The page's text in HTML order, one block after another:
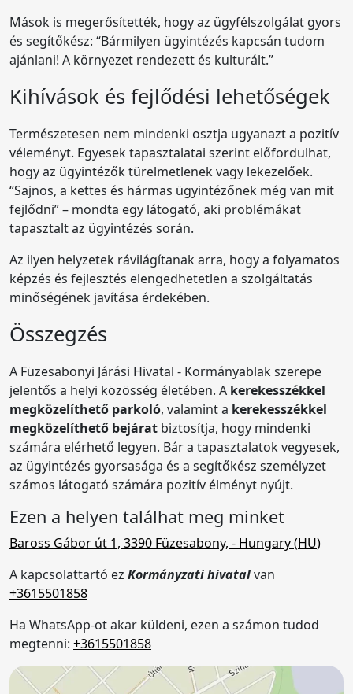
Mások is megerősítették, hogy az ügyfélszolgálat gyors
és segítőkész: “Bármilyen ügyintézés kapcsán tudom
ajánlani! A környezet rendezett és kulturált.”
Kihívások és fejlődési lehetőségek
Természetesen nem mindenki osztja ugyanazt a pozitív
véleményt. Egyesek tapasztalatai szerint előfordulhat,
hogy az ügyintézők türelmetlenek vagy lekezelőek.
“Sajnos, a kettes és hármas ügyintézőnek még van mit
fejlődni” – mondta egy látogató, aki problémákat
tapasztalt az ügyintézés során.
Az ilyen helyzetek rávilágítanak arra, hogy a folyamatos
képzés és fejlesztés elengedhetetlen a szolgáltatás
minőségének javítása érdekében.
Összegzés
A Füzesabonyi Járási Hivatal - Kormányablak szerepe
jelentős a helyi közösség életében. A kerekesszékkel
megközelíthető parkoló, valamint a kerekesszékkel
megközelíthető bejárat biztosítja, hogy mindenki
számára elérhető legyen. Bár a tapasztalatok vegyesek,
az ügyintézés gyorsasága és a segítőkész személyzet
számos látogató számára pozitív élményt nyújt.
Ezen a helyen találhat meg minket
Baross Gábor út 1, 3390 Füzesabony, - Hungary (HU)
A kapcsolattartó ez Kormányzati hivatalvan
+3615501858
Ha WhatsApp-ot akar küldeni, ezen a számon tudod
megtenni: +3615501858